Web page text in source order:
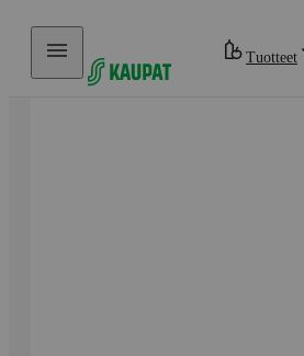
Hyppää sisältöön
Tuotteet